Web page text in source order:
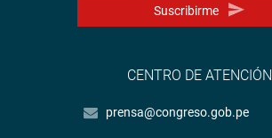
Suscribirme
CENTRO DE ATENCIÓN
prensa@congreso.gob.pe